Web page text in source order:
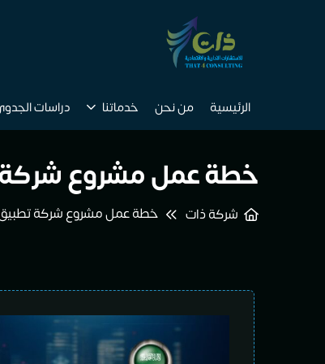
الرئيسية من نحن خدماتنا دراسات
خطة عمل مشروع
شركة ذات خطة عمل مشروع شركة تطبيق